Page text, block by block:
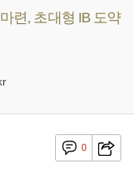
련, 초대형 IB 도약
0